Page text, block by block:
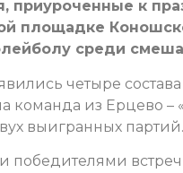
приуроченные к
площадке
среди
четыре
команда из Ерцево
выигранных партий.
победителями